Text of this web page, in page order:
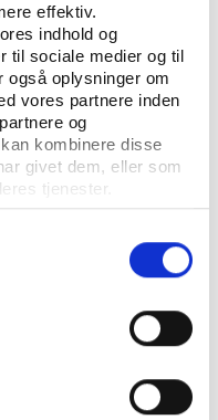
effektiv.
indhold og
til sociale medier og til
også oplysninger om
vores partnere inden
og
kombinere disse
givet dem, eller som
tjenester.